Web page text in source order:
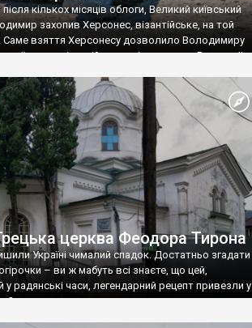
після кількох місяців облоги, Великий київський
захопив Херсонес, візантійське, на той
Саме взяття Херсонесу дозволило Володимиру
умови візантійському імператору Василю ІІ,
Володимир-язичник, став Василем-
А потім було Хрещення Русі. На честь
названо місто […]
церква Феодора Тирона
Україні чималий спадок. Достатньо згадати
– ви ж мабуть всі знаєте, що цей,
у радянські часи, легендарний рецепт привезли у